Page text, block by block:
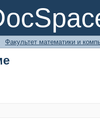
Факультет математики и